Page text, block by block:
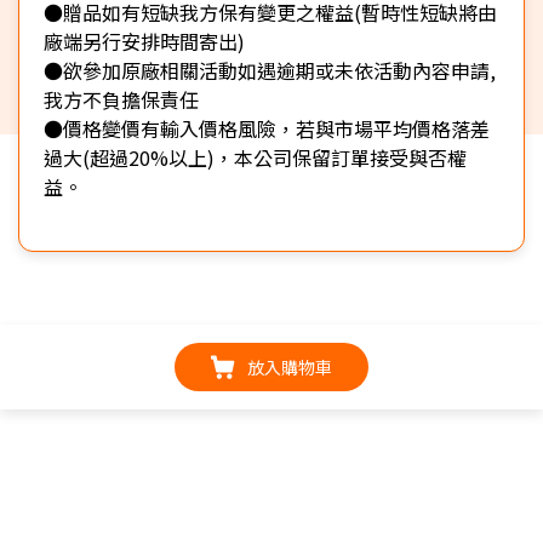
●贈品如有短缺我方保有變更之權益(暫時性短缺將由
廠端另行安排時間寄出)
●欲參加原廠相關活動如遇逾期或未依活動內容申請,
我方不負擔保責任
●價格變價有輸入價格風險，若與市場平均價格落差
過大(超過20%以上)，本公司保留訂單接受與否權
益。
放入購物車